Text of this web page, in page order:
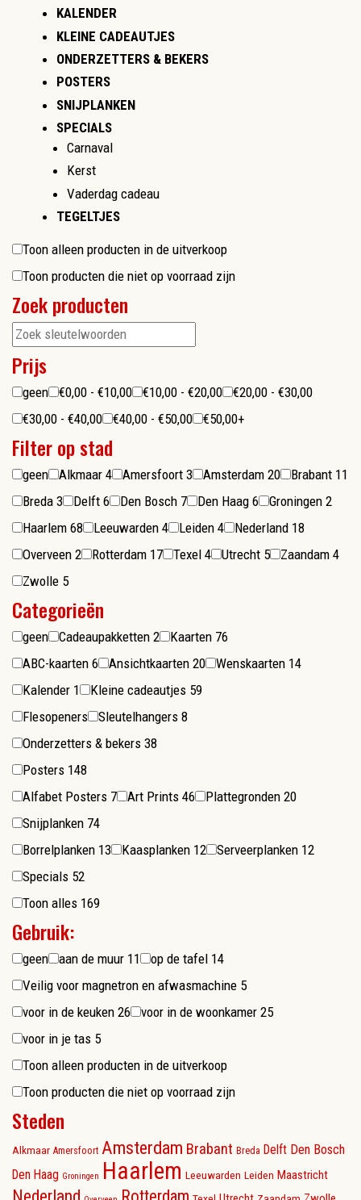
KALENDER
KLEINE CADEAUTJES
ONDERZETTERS & BEKERS
POSTERS
SNIJPLANKEN
SPECIALS
Carnaval
Kerst
Vaderdag cadeau
TEGELTJES
Toon alleen producten in de uitverkoop
Toon producten die niet op voorraad zijn
Zoek producten
Prijs
geen €0,00 - €10,00 €10,00 - €20,00
€20,00 - €30,00
€30,00 - €40,00
€40,00 - €50,00 €50,00+
Filter op stad
geen Alkmaar 4 Amersfoort 3 Amsterdam 20 Brabant 11
Breda 3 Delft 6 Den Bosch 7 Den Haag 6 Groningen 2
Haarlem 68 Leeuwarden 4 Leiden 4 Nederland 18
Overveen 2 Rotterdam 17 Texel 4 Utrecht 5 Zaandam 4
Zwolle 5
Categorieën
geen Cadeaupakketten 2 Kaarten 76
ABC-kaarten 6 Ansichtkaarten 20 Wenskaarten 14
Kalender 1 Kleine cadeautjes 59
Flesopeners
Sleutelhangers 8
Onderzetters & bekers 38
Posters 148
Alfabet Posters 7 Art Prints 46 Plattegronden 20
Snijplanken 74
Borrelplanken 13 Kaasplanken 12 Serveerplanken 12
Specials 52
Toon alles 169
Gebruik:
geen aan de muur 11 op de tafel 14
Veilig voor magnetron en afwasmachine 5
voor in de keuken 26 voor in de woonkamer 25
voor in je tas 5
Toon alleen producten in de uitverkoop
Toon producten die niet op voorraad zijn
Steden
Alkmaar Amersfoort Amsterdam Brabant Breda Delft Den Bosch
Den Haag Groningen Haarlem Leeuwarden Leiden Maastricht